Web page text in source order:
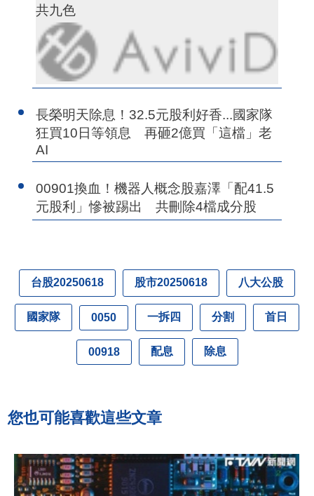
共九色
長榮明天除息！32.5元股利好香...國家隊
狂買10日等領息 再砸2億買「這檔」老
AI
00901換血！機器人概念股嘉澤「配41.5
元股利」慘被踢出 共刪除4檔成分股
台股20250618 股市20250618 八大公股
國家隊 0050 一拆四 分割 首日
00918 配息 除息
您也可能喜歡這些文章